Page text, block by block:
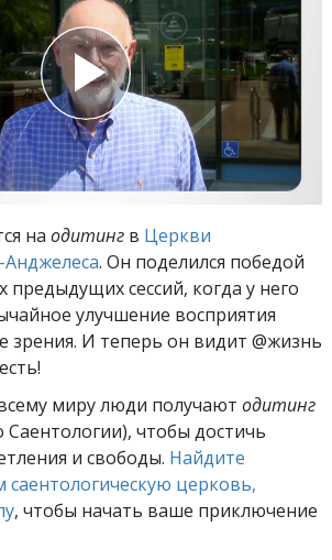
на одитинг в Церкви
. Он поделился победой
предыдущих сессий, когда у него
улучшение восприятия
зрения. И теперь он видит @жизнь
миру люди получают одитинг
Саентологии), чтобы достичь
и свободы. Найдите
церковь,
, чтобы начать ваше приключение